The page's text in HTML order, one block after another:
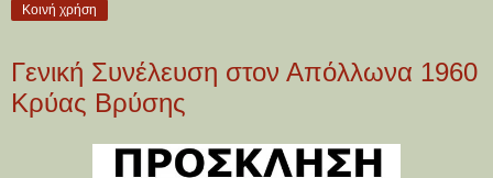
Κοινή χρήση
Γενική Συνέλευση στον Απόλλωνα 1960
Κρύας Βρύσης